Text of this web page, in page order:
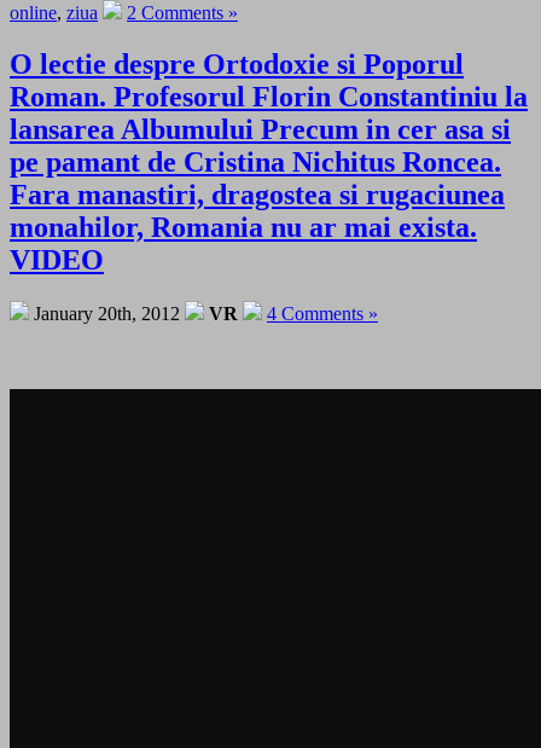
online, ziua 2 Comments »
O lectie despre Ortodoxie si Poporul
Roman. Profesorul Florin Constantiniu la
lansarea Albumului Precum in cer asa si
pe pamant de Cristina Nichitus Roncea.
Fara manastiri, dragostea si rugaciunea
monahilor, Romania nu ar mai exista.
VIDEO
January 20th, 2012 VR 4 Comments »